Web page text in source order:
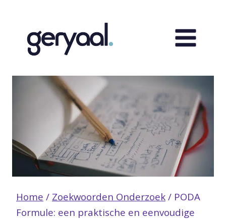
inhoud
Home / Zoekwoorden Onderzoek / PODA
Formule: een praktische en eenvoudige